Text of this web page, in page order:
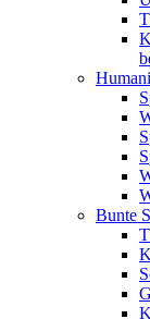
Bunte